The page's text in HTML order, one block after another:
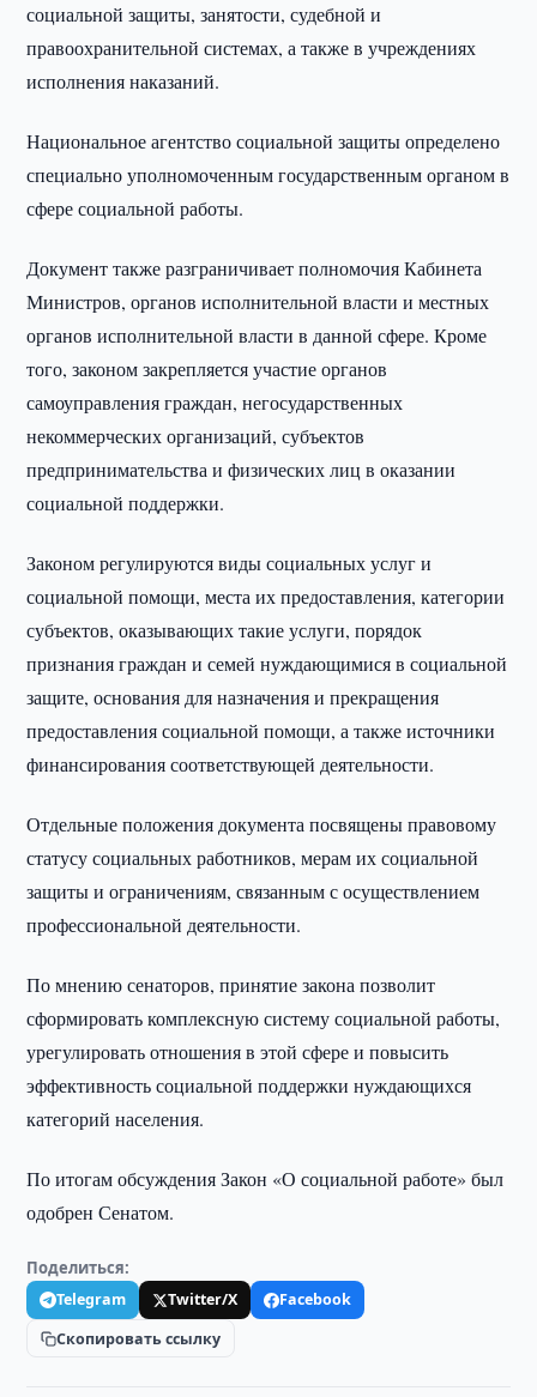
социальной защиты, занятости, судебной и
правоохранительной системах, а также в учреждениях
исполнения наказаний.
Национальное агентство социальной защиты определено
специально уполномоченным государственным органом в
сфере социальной работы.
Документ также разграничивает полномочия Кабинета
Министров, органов исполнительной власти и местных
органов исполнительной власти в данной сфере. Кроме
того, законом закрепляется участие органов
самоуправления граждан, негосударственных
некоммерческих организаций, субъектов
предпринимательства и физических лиц в оказании
социальной поддержки.
Законом регулируются виды социальных услуг и
социальной помощи, места их предоставления, категории
субъектов, оказывающих такие услуги, порядок
признания граждан и семей нуждающимися в социальной
защите, основания для назначения и прекращения
предоставления социальной помощи, а также источники
финансирования соответствующей деятельности.
Отдельные положения документа посвящены правовому
статусу социальных работников, мерам их социальной
защиты и ограничениям, связанным с осуществлением
профессиональной деятельности.
По мнению сенаторов, принятие закона позволит
сформировать комплексную систему социальной работы,
урегулировать отношения в этой сфере и повысить
эффективность социальной поддержки нуждающихся
категорий населения.
По итогам обсуждения Закон «О социальной работе» был
одобрен Сенатом.
Поделиться:
Telegram Twitter/X
Facebook
Скопировать ссылку